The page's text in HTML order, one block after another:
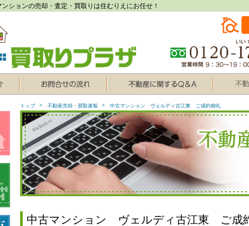
ションの売却・査定・買取りは住むりえにお任せ！
トップ 不動産売却・買取速報 中古マンション ヴェルディ古江東 ご成約御礼
中古マンション ヴェルディ古江東 ご成